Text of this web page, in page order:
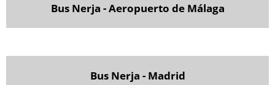
Bus Nerja - Aeropuerto de Málaga
Bus Nerja - Madrid